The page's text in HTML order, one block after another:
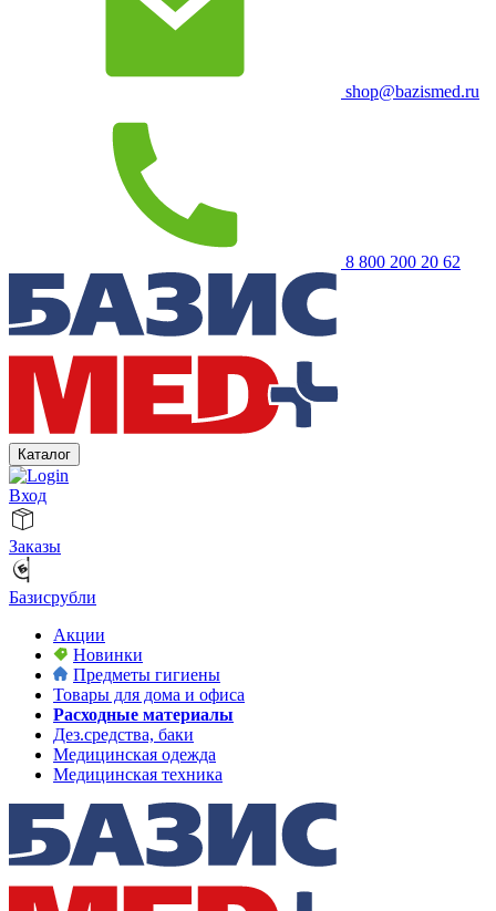
shop@bazismed.ru
8 800 200 20 62
Каталог
Вход
Заказы
Базисрубли
Акции
Новинки
Предметы гигиены
Товары для дома и офиса
Расходные материалы
Дез.средства, баки
Медицинская одежда
Медицинская техника